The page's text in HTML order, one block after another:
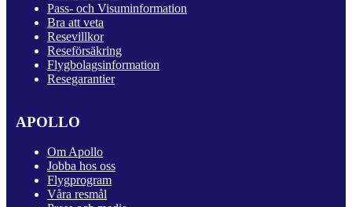
Pass- och Visuminformation
Bra att veta
Resevillkor
Reseförsäkring
Flygbolagsinformation
Resegarantier
APOLLO
Om Apollo
Jobba hos oss
Flygprogram
Våra resmål